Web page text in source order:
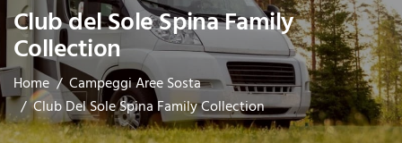
Club del Sole Spina Family
Collection
Home
Campeggi Aree Sosta
Club Del Sole Spina Family Collection